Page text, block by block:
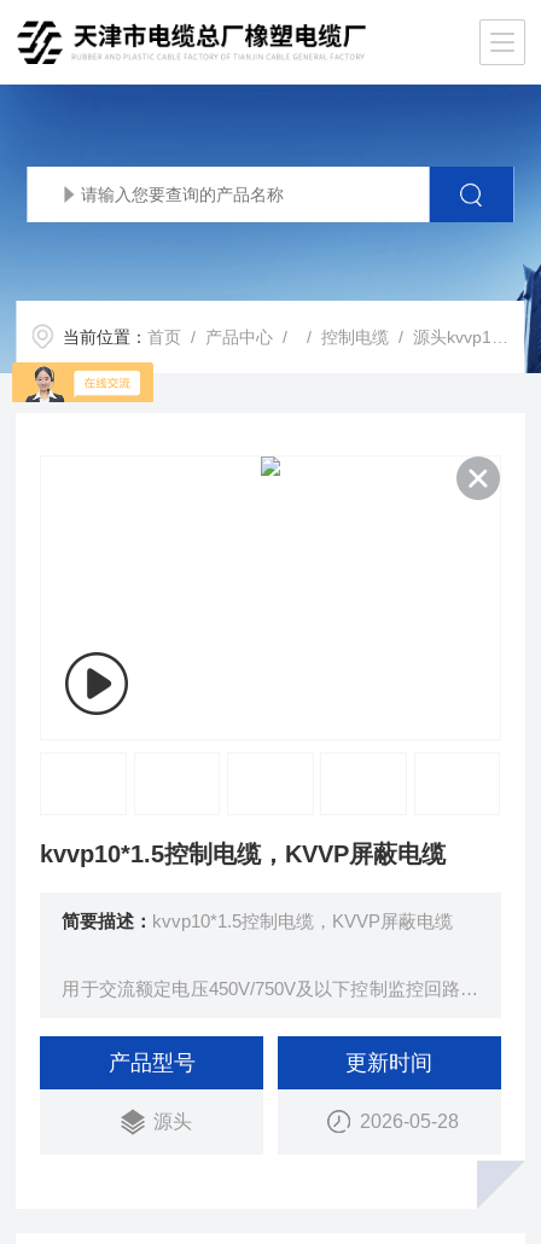
当前位置：首页 / 产品中心 / /控制电缆 / 源头kvvp10*1.5控制电缆，KVVP屏蔽电缆
kvvp10*1.5控制电缆，KVVP屏蔽电缆
简要描述： kvvp10*1.5控制电缆，KVVP屏蔽电缆
用于交流额定电压450V/750V及以下控制监控回路及
评比性能得到电厂、电站的大量使用，电缆意义敷设
在市内、电缆沟、管道、直埋、竖井等能承受较大机
械拉里的固定场合。
产品型号
源头
更新时间
2026-05-28